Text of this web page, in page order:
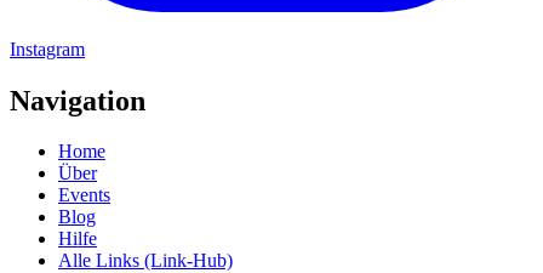
Instagram
Navigation
Home
Über
Events
Blog
Hilfe
Alle Links (Link-Hub)